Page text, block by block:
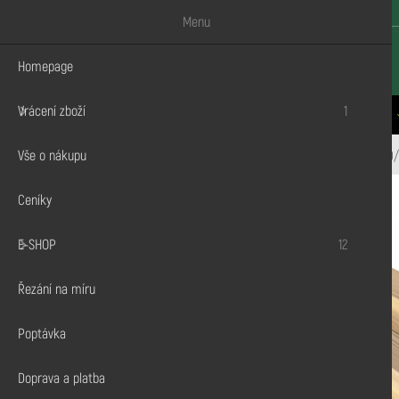
CENÍKY VŠE O NÁKUPU
Dřevodiskont.cz KVH hranol 80/
Stavební řezivo
Palubky
OSB desky
Menu
Homepage
1
Vrácení zboží
Vše o nákupu
Ceníky
12
E-SHOP
Řezání na míru
Poptávka
Doprava a platba